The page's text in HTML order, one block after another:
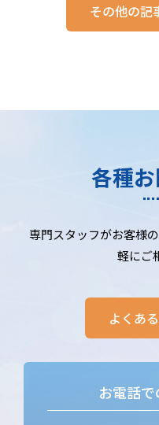
その他の記
各種
専門スタッフがお客様
軽にご
よくあ
お電話